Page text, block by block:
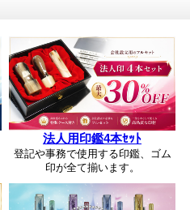
法人用印鑑4本ｾｯﾄ
登記や事務で使用する印鑑、ゴム
印が全て揃います。